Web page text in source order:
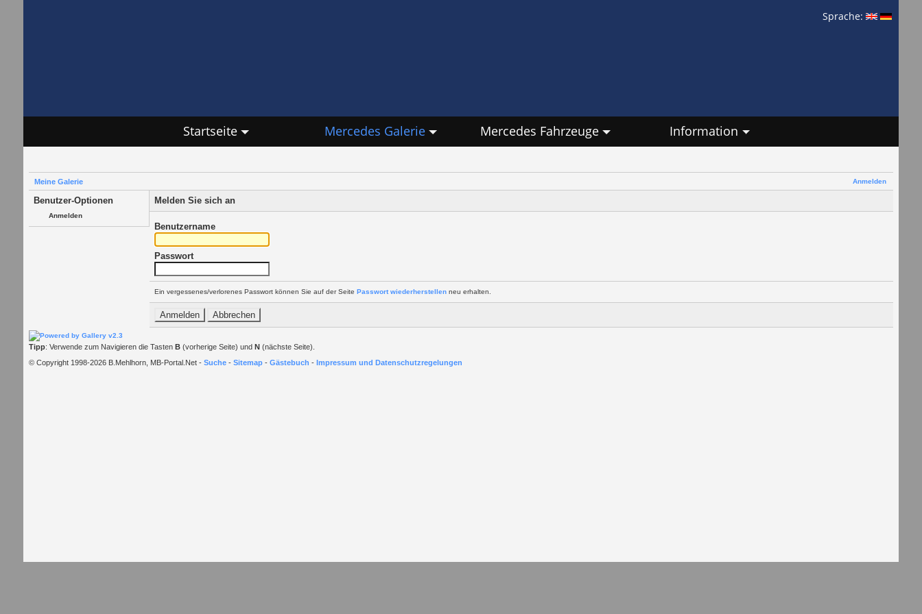
Sprache:
Startseite Mercedes Galerie Mercedes Fahrzeuge Information
Anmelden
Meine Galerie
Benutzer-Optionen
Anmelden
Melden Sie sich an
Benutzername
Passwort
Ein vergessenes/verlorenes Passwort können Sie auf der Seite Passwort wiederherstellenneu erhalten.
Tipp: Verwende zum Navigieren die Tasten B(vorherige Seite) und N(nächste Seite).
© Copyright 1998-2026 B.Mehlhorn, MB-Portal.Net - Suche- Sitemap- Gästebuch - Impressum und Datenschutzregelungen